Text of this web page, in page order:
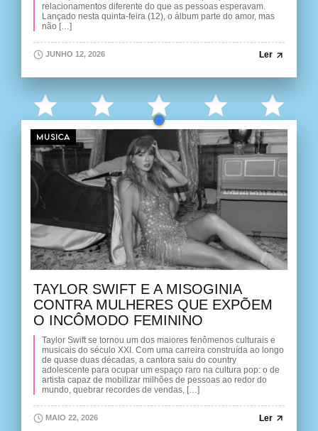
relacionamentos diferente do que as pessoas esperavam.
Lançado nesta quinta-feira (12), o álbum parte do amor, mas
não […]
JUNHO 12, 2026 Ler
MUSICA
TAYLOR SWIFT E A MISOGINIA
CONTRA MULHERES QUE EXPÕEM
O INCÔMODO FEMININO
Taylor Swift se tornou um dos maiores fenômenos culturais e
musicais do século XXI. Com uma carreira construída ao longo
de quase duas décadas, a cantora saiu do country
adolescente para ocupar um espaço raro na cultura pop: o de
artista capaz de mobilizar milhões de pessoas ao redor do
mundo, quebrar recordes de vendas, […]
MAIO 22, 2026 Ler